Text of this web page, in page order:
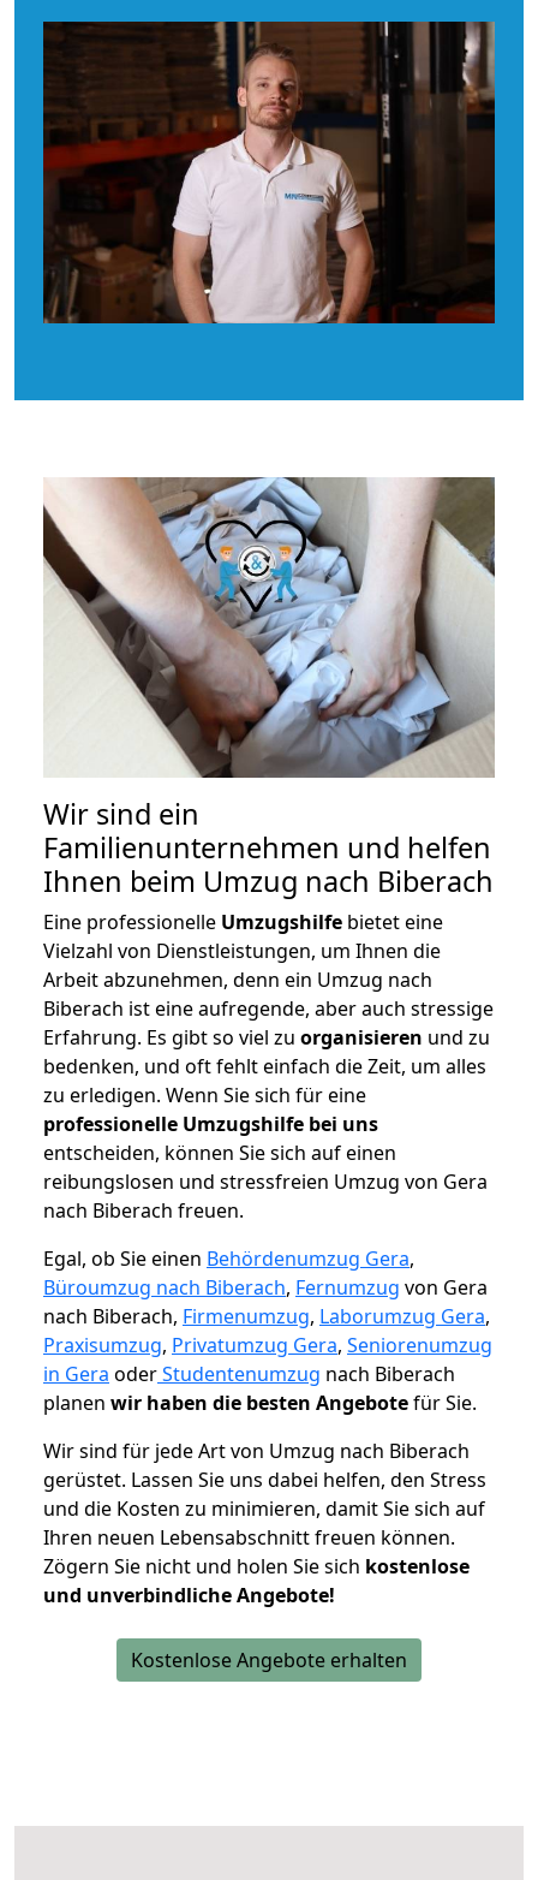
Wir sind ein
Familienunternehmen und helfen
Ihnen beim Umzug nach Biberach
Eine professionelle Umzugshilfe bietet eine
Vielzahl von Dienstleistungen, um Ihnen die
Arbeit abzunehmen, denn ein Umzug nach
Biberach ist eine aufregende, aber auch stressige
Erfahrung. Es gibt so viel zu organisieren und zu
bedenken, und oft fehlt einfach die Zeit, um alles
zu erledigen. Wenn Sie sich für eine
professionelle Umzugshilfe bei uns
entscheiden, können Sie sich auf einen
reibungslosen und stressfreien Umzug von Gera
nach Biberach freuen.
Egal, ob Sie einen Behördenumzug Gera,
Büroumzug nach Biberach, Fernumzug von Gera
nach Biberach, Firmenumzug, Laborumzug Gera,
Praxisumzug, Privatumzug Gera, Seniorenumzug
in Gera oderStudentenumzug nach Biberach
planen wir haben die besten Angebotefür Sie.
Wir sind für jede Art von Umzug nach Biberach
gerüstet. Lassen Sie uns dabei helfen, den Stress
und die Kosten zu minimieren, damit Sie sich auf
Ihren neuen Lebensabschnitt freuen können.
Zögern Sie nicht und holen Sie sich kostenlose
und unverbindliche Angebote!
Kostenlose Angebote erhalten